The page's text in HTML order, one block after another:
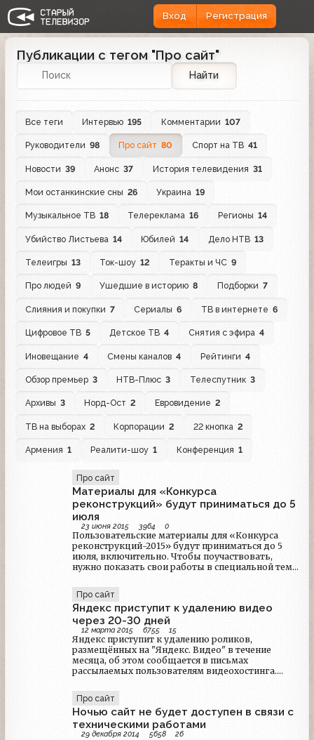
Вход Регистрация
Публикации с тегом "Про сайт"
Найти
Все теги Интервью 195 Комментарии 107
Руководители 98 Про сайт 80 Спорт на ТВ 41
Новости 39 Анонс 37 История телевидения 31
Мои останкинские сны 26 Украина 19
Музыкальное ТВ 18 Телереклама 16 Регионы 14
Убийство Листьева 14 Юбилей 14 Дело НТВ 13
Телеигры 13 Ток-шоу 12 Теракты и ЧС 9
Про людей 9 Ушедшие в историю 8 Подборки 7
Слияния и покупки 7 Сериалы 6 ТВ в интернете 6
Цифровое ТВ 5 Детское ТВ 4 Снятия с эфира 4
Иновещание 4 Смены каналов 4 Рейтинги 4
Обзор премьер 3 НТВ-Плюс 3 Телеспутник 3
Архивы 3 Норд-Ост 2 Евровидение 2
ТВ на выборах 2 Корпорации 2 22 кнопка 2
Армения 1 Реалити-шоу 1 Конференция 1
Про сайт
Материалы для «Конкурса
реконструкций» будут приниматься до 5
июля
23 июня 2015 3964 0
Пользовательские материалы для «Конкурса
реконструкций-2015» будут приниматься до 5
июля, включительно. Чтобы поучаствовать,
нужно показать свои работы в специальной теме
призах можно найти здесь: ссылка.
Про сайт
Яндекс приступит к удалению видео
через 20-30 дней
12 марта 2015 6755 15
Яндекс приступит к удалению роликов,
размещённых на "Яндекс. Видео" в течение
месяца, об этом сообщается в письмах
рассылаемых пользователям видеохостинга.
перенести ролики в облачное хранилище
"Яндекс. Диска", для этого Яндекс выделил всем
пользователям необходимый объём
памяти.Закрывая хостинг, мы обещали
поддерживать прямые ссылки на ролики и коды
Про сайт
Ночью сайт не будет доступен в связи с
техническими работами
29 декабря 2014 5658 26